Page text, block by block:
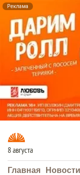
Реклама
8 августа
Главная